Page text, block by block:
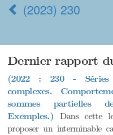
(2023) 230
Dernier rapport
(2022 : 230 -
complexes.
sommes partielles
Exemples.) Dans cette
proposer un interminable